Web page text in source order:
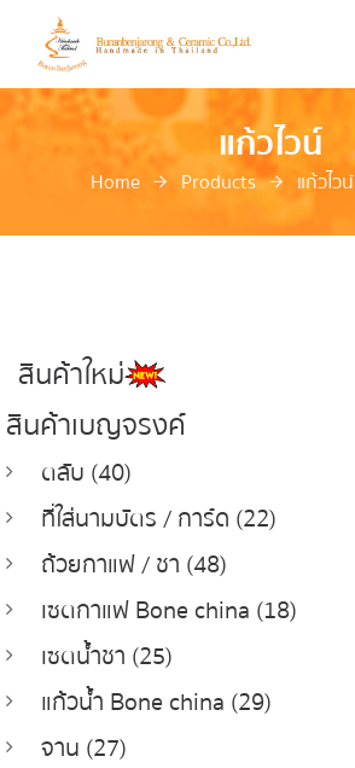
แก้วไวน์
Home Products แก้วไวน์
สินค้าใหม่
สินค้าเบญจรงค์
ตลับ (40)
ที่ใส่นามบัตร / การ์ด (22)
ถ้วยกาแฟ / ชา (48)
เซตกาแฟ Bone china (18)
เซตน้ำชา (25)
แก้วน้ำ Bone china (29)
จาน (27)